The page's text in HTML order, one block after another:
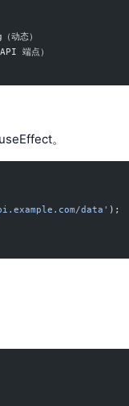
态）
端点）
。
data' );